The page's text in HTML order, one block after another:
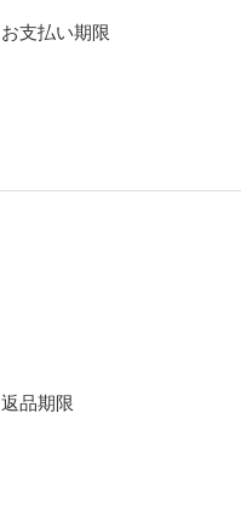
お支払い期限
返品期限